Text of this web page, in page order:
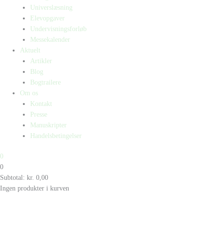
Universlæsning
Elevopgaver
Undervisningsforløb
Messekalender
Aktuelt
Artikler
Blog
Bogtrailere
Om os
Kontakt
Presse
Manuskripter
Handelsbetingelser
0
0
Subtotal: kr. 0,00
Ingen produkter i kurven